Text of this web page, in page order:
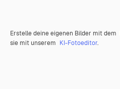
Erstelle deine eigenen Bilder mit dem
sie mit unserem KI-Fotoeditor.